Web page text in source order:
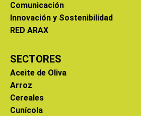
Comunicación
Innovación y Sostenibilidad
RED ARAX
SECTORES
Aceite de Oliva
Arroz
Cereales
Cunícola